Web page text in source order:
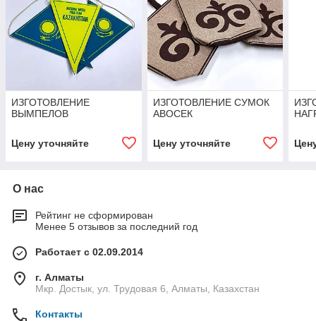
ИЗГОТОВЛЕНИЕ
ВЫМПЕЛОВ
Цену уточняйте
ИЗГОТОВЛЕНИЕ СУМОК
АВОСЕК
Цену уточняйте
О нас
Рейтинг не сформирован
Менее 5 отзывов за последний год
Работает с 02.09.2014
г. Алматы
Мкр. Достык, ул. Трудовая 6, Алматы, Казахстан
Контакты